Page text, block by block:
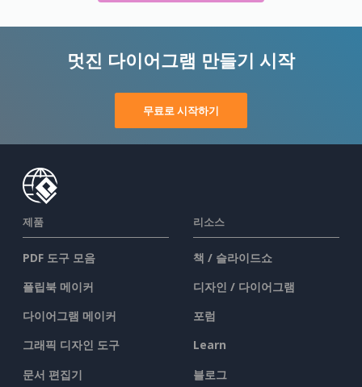
멋진 다이어그램 만들기 시작
무료로 시작하기
제품
PDF 도구 모음
플립북 메이커
다이어그램 메이커
그래픽 디자인 도구
문서 편집기
리소스
책 / 슬라이드쇼
디자인 / 다이어그램
포럼
Learn
블로그